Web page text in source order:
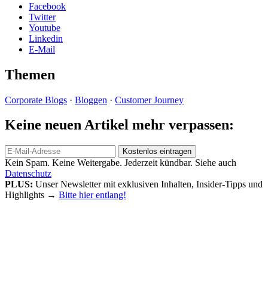
Facebook
Twitter
Youtube
Linkedin
E-Mail
Themen
Corporate Blogs · Bloggen · Customer Journey
Keine neuen Artikel mehr verpassen:
Kein Spam. Keine Weitergabe. Jederzeit kündbar. Siehe auch
Datenschutz
PLUS: Unser Newsletter mit exklusiven Inhalten, Insider-Tipps und
Highlights → Bitte hier entlang!